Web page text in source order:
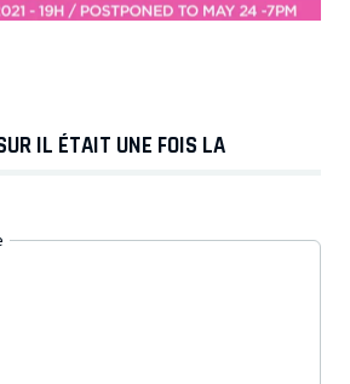
IL ÉTAIT UNE FOIS LA